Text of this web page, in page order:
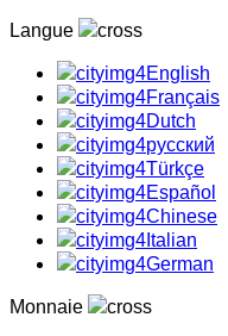
Langue
English
Français
Dutch
русский
Türkçe
Español
Chinese
Italian
German
Monnaie